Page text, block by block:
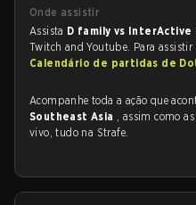
Onde assistir
Assista D family vs InterActive
Twitch and Youtube. Para
Calendário de partidas de
Acompanhe toda a ação que
Southeast Asia , assim como
vivo, tudo na Strafe.